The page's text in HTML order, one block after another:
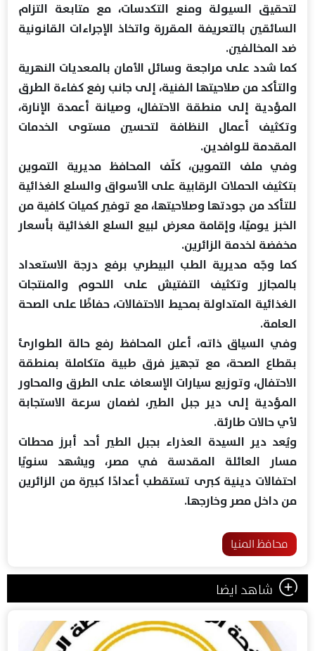
لتحقيق السيولة ومنع التكدسات، مع متابعة التزام
السائقين بالتعريفة المقررة واتخاذ الإجراءات القانونية
ضد المخالفين.
كما شدد على مراجعة وسائل الأمان بالمعديات النهرية
والتأكد من صلاحيتها الفنية، إلى جانب رفع كفاءة الطرق
المؤدية إلى منطقة الاحتفال، وصيانة أعمدة الإنارة،
وتكثيف أعمال النظافة لتحسين مستوى الخدمات
المقدمة للوافدين.
وفي ملف التموين، كلّف المحافظ مديرية التموين
بتكثيف الحملات الرقابية على الأسواق والسلع الغذائية
للتأكد من جودتها وصلاحيتها، مع توفير كميات كافية من
الخبز يوميًا، وإقامة معرض لبيع السلع الغذائية بأسعار
مخفضة لخدمة الزائرين.
كما وجّه مديرية الطب البيطري برفع درجة الاستعداد
بالمجازر وتكثيف التفتيش على اللحوم والمنتجات
الغذائية المتداولة بمحيط الاحتفالات، حفاظًا على الصحة
العامة.
وفي السياق ذاته، أعلن المحافظ رفع حالة الطوارئ
بقطاع الصحة، مع تجهيز فرق طبية متكاملة بمنطقة
الاحتفال، وتوزيع سيارات الإسعاف على الطرق والمحاور
المؤدية إلى دير جبل الطير، لضمان سرعة الاستجابة
لأي حالات طارئة.
ويُعد دير السيدة العذراء بجبل الطير أحد أبرز محطات
مسار العائلة المقدسة في مصر، ويشهد سنويًا
احتفالات دينية كبرى تستقطب أعدادًا كبيرة من الزائرين
من داخل مصر وخارجها.
محافظ المنيا
شاهد ايضا